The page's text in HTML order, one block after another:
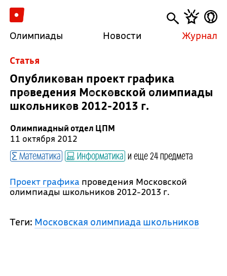
Олимпиады Новости Журнал
Cтатья
Опубликован проект графика
проведения Московской олимпиады
школьников 2012-2013 г.
Олимпиадный отдел ЦПМ
11 октября 2012
Математика Информатика и еще 24 предмета
Проект графика проведения Московской
олимпиады школьников 2012-2013 г.
Теги: Московская олимпиада школьников